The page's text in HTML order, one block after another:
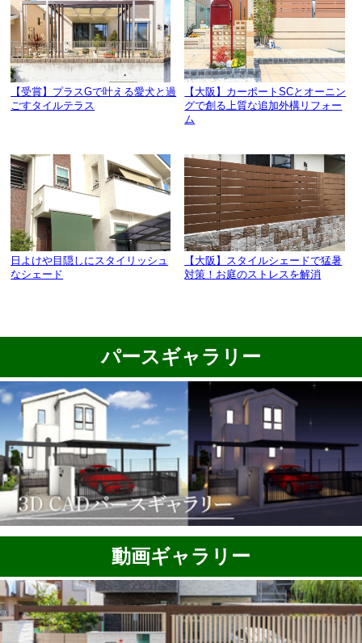
【受賞】プラスGで叶える愛犬と過
ごすタイルテラス
【大阪】カーポートSCとオーニン
グで創る上質な追加外構リフォー
ム
日よけや目隠しにスタイリッシュ
なシェード
【大阪】スタイルシェードで猛暑
対策！お庭のストレスを解消
パースギャラリー
動画ギャラリー